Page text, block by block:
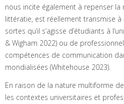
nous incite également à repenser la
littératie, est réellement transmise
sortes qu’il s’agisse d’étudiants à
& Wigham 2022) ou de
compétences de communication
mondialisées (Whitehouse 2023).
En raison de la nature multiforme
les contextes universitaires et